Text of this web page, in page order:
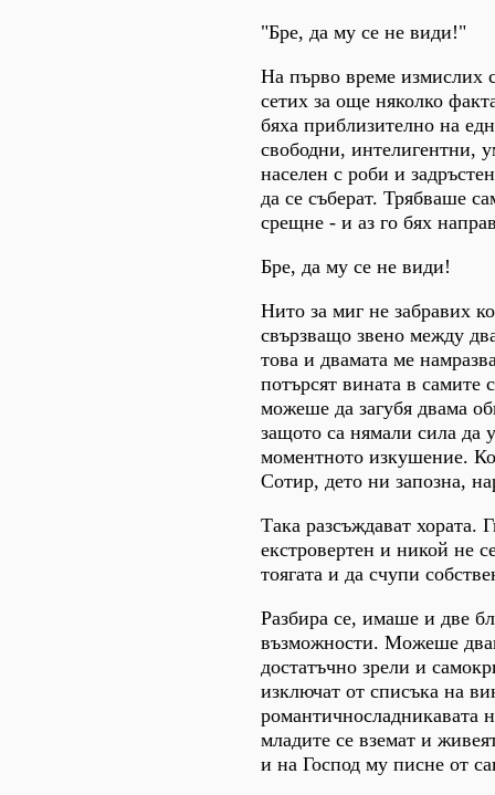
"Бре, да му се не види!"
На първо време измислих
сетих за още няколко
бяха приблизително на
свободни, интелигентни,
населен с роби и
да се съберат. Трябваше
срещне - и аз го бях
Бре, да му се не види!
Нито за миг не забравих
свързващо звено между
това и двамата ме
потърсят вината в самите
можеше да загубя двама
защото са нямали сила да
моментното изкушение.
Сотир, дето ни запозна,
Така разсъждават хората.
екстровертен и никой не
тоягата и да счупи
Разбира се, имаше и две
възможности. Можеше
достатъчно зрели и
изключат от списъка на
романтичносладникавата
младите се вземат и
и на Господ му писне от